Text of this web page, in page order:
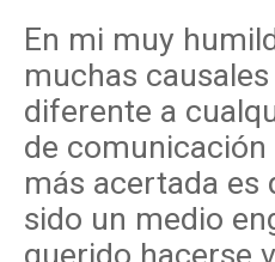
En mi muy
muchas
diferente a
de comunicación
más acertada es
sido un medio